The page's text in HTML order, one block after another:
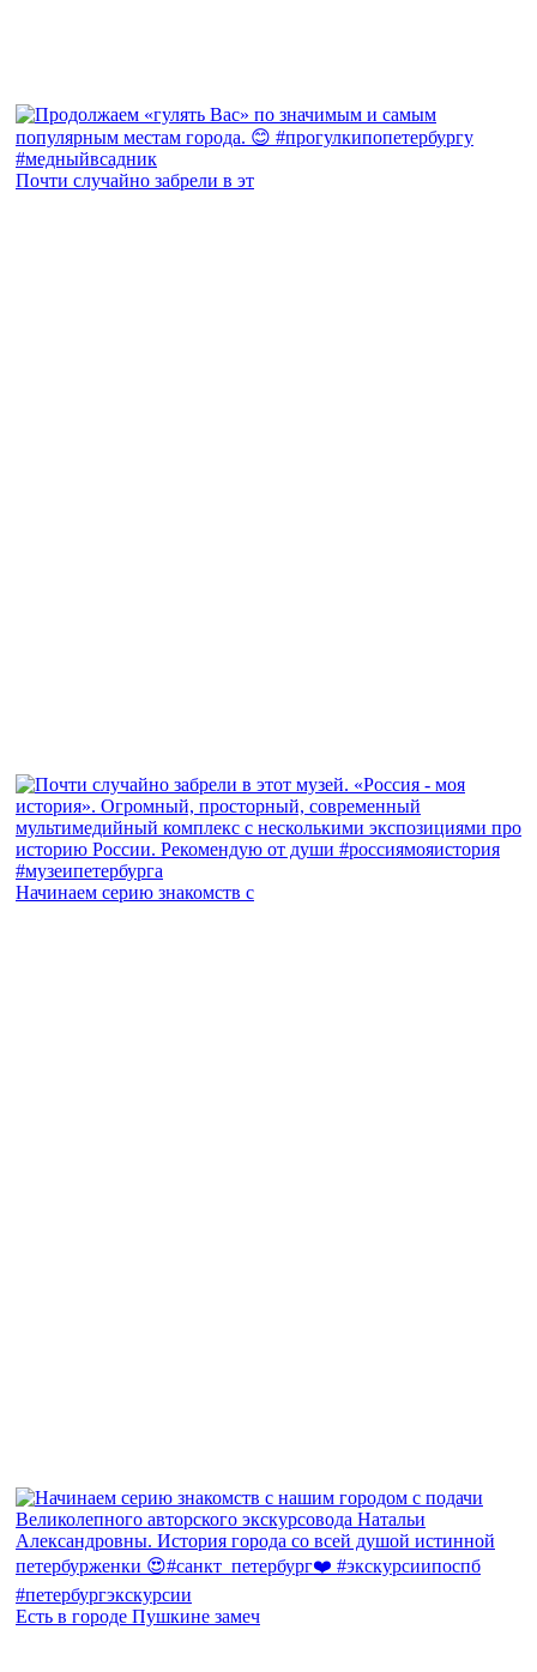
Почти случайно забрели в эт
Начинаем серию знакомств с
Есть в городе Пушкине замеч